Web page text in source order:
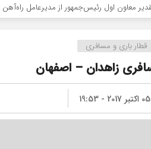
رئیس‌جمهور از مدیرعامل راه‌آهن
قطار باری و مسافری
زاهدان – اصفهان
05 اکتبر 2017 - 19:53